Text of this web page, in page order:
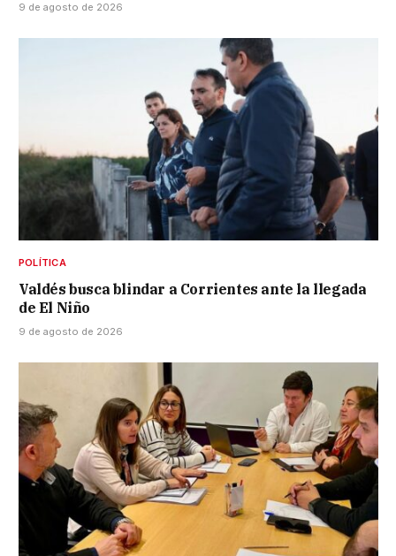
9 de agosto de 2026
POLÍTICA
Valdés busca blindar a Corrientes ante la llegada
de El Niño
9 de agosto de 2026